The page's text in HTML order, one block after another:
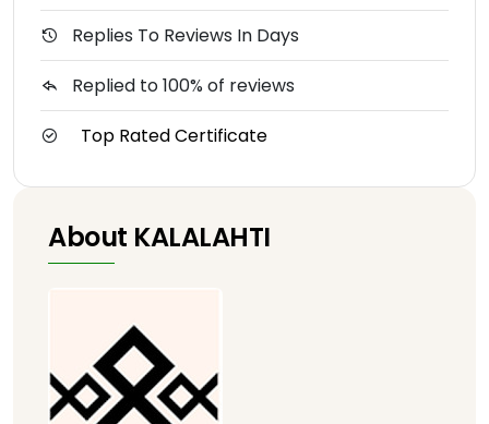
Replies To Reviews In Days
Replied to 100% of reviews
Top Rated Certificate
About KALALAHTI